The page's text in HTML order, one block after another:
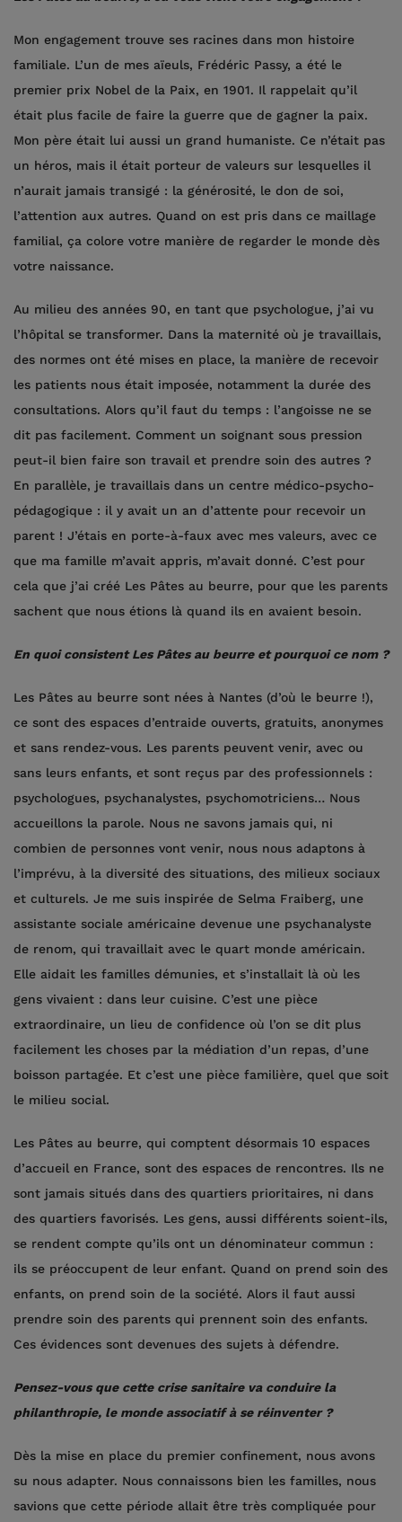
Mon engagement trouve ses racines dans mon histoire
familiale. L’un de mes aïeuls, Frédéric Passy, a été le
premier prix Nobel de la Paix, en 1901. Il rappelait qu’il
était plus facile de faire la guerre que de gagner la paix.
Mon père était lui aussi un grand humaniste. Ce n’était pas
un héros, mais il était porteur de valeurs sur lesquelles il
n’aurait jamais transigé : la générosité, le don de soi,
l’attention aux autres. Quand on est pris dans ce maillage
familial, ça colore votre manière de regarder le monde dès
votre naissance.
Au milieu des années 90, en tant que psychologue, j’ai vu
l’hôpital se transformer. Dans la maternité où je travaillais,
des normes ont été mises en place, la manière de recevoir
les patients nous était imposée, notamment la durée des
consultations. Alors qu’il faut du temps : l’angoisse ne se
dit pas facilement. Comment un soignant sous pression
peut-il bien faire son travail et prendre soin des autres ?
En parallèle, je travaillais dans un centre médico-psycho-
pédagogique : il y avait un an d’attente pour recevoir un
parent ! J’étais en porte-à-faux avec mes valeurs, avec ce
que ma famille m’avait appris, m’avait donné. C’est pour
cela que j’ai créé Les Pâtes au beurre, pour que les parents
sachent que nous étions là quand ils en avaient besoin.
En quoi consistent Les Pâtes au beurre et pourquoi ce nom ?
Les Pâtes au beurre sont nées à Nantes (d’où le beurre !),
ce sont des espaces d’entraide ouverts, gratuits, anonymes
et sans rendez-vous. Les parents peuvent venir, avec ou
sans leurs enfants, et sont reçus par des professionnels :
psychologues, psychanalystes, psychomotriciens… Nous
accueillons la parole. Nous ne savons jamais qui, ni
combien de personnes vont venir, nous nous adaptons à
l’imprévu, à la diversité des situations, des milieux sociaux
et culturels. Je me suis inspirée de Selma Fraiberg, une
assistante sociale américaine devenue une psychanalyste
de renom, qui travaillait avec le quart monde américain.
Elle aidait les familles démunies, et s’installait là où les
gens vivaient : dans leur cuisine. C’est une pièce
extraordinaire, un lieu de confidence où l’on se dit plus
facilement les choses par la médiation d’un repas, d’une
boisson partagée. Et c’est une pièce familière, quel que soit
le milieu social.
Les Pâtes au beurre, qui comptent désormais 10 espaces
d’accueil en France, sont des espaces de rencontres. Ils ne
sont jamais situés dans des quartiers prioritaires, ni dans
des quartiers favorisés. Les gens, aussi différents soient-ils,
se rendent compte qu’ils ont un dénominateur commun :
ils se préoccupent de leur enfant. Quand on prend soin des
enfants, on prend soin de la société. Alors il faut aussi
prendre soin des parents qui prennent soin des enfants.
Ces évidences sont devenues des sujets à défendre.
Pensez-vous que cette crise sanitaire va conduire la
philanthropie, le monde associatif à se réinventer ?
Dès la mise en place du premier confinement, nous avons
su nous adapter. Nous connaissons bien les familles, nous
savions que cette période allait être très compliquée pour